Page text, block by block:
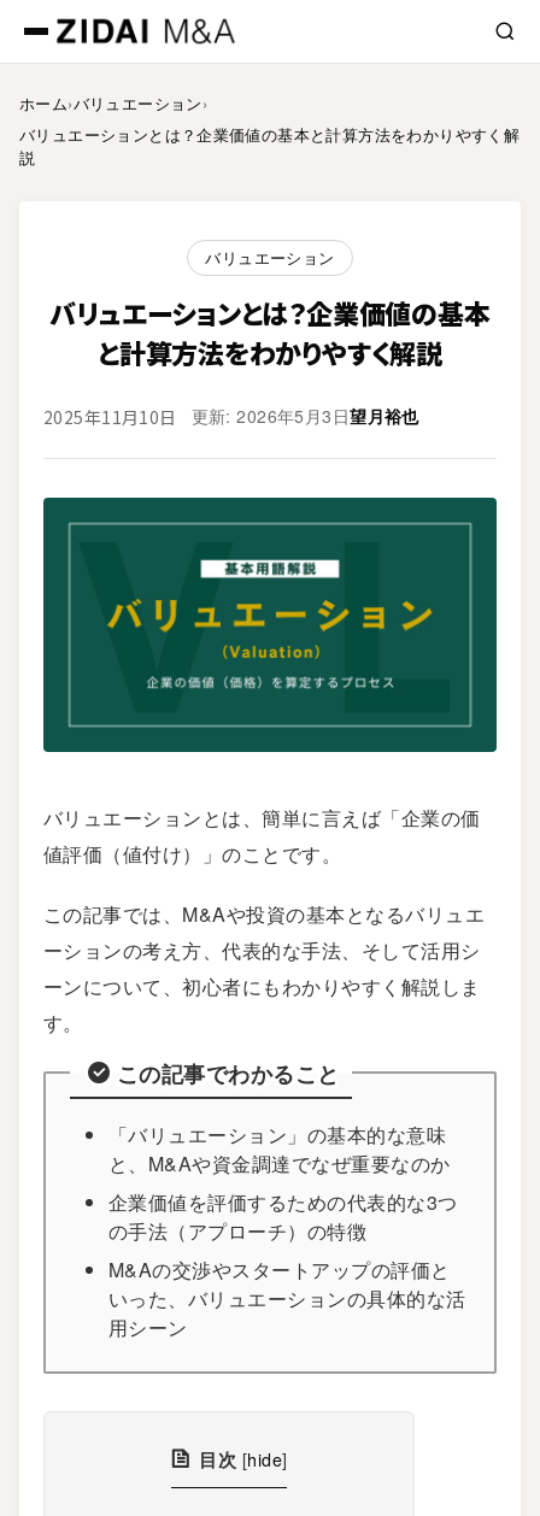
ホーム›バリュエーション›
バリュエーションとは？企業価値の基本と計算方法をわかりやすく解
説
バリュエーション
バリュエーションとは？企業価値の基本
と計算方法をわかりやすく解説
2025年11月10日 更新: 2026年5月3日望月裕也
バリュエーションとは、簡単に言えば「企業の価
値評価（値付け）」のことです。
この記事では、M&Aや投資の基本となるバリュエ
ーションの考え方、代表的な手法、そして活用シ
ーンについて、初心者にもわかりやすく解説しま
す。
この記事でわかること
「バリュエーション」の基本的な意味
と、M&Aや資金調達でなぜ重要なのか
企業価値を評価するための代表的な3つ
の手法（アプローチ）の特徴
M&Aの交渉やスタートアップの評価と
いった、バリュエーションの具体的な活
用シーン
目次 [hide]